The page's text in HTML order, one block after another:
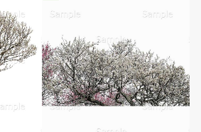
無料ダウンロード